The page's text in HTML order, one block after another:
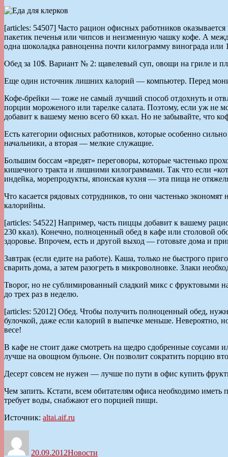
[articles: 54507] Часто рацион офисных работников
пакетик печенья или чипсов и неизменную чашку кофе. А
одна шоколадка равноценна почти килограмму винограда или
Обед за 10$. Вариант № 2: щавелевый суп, овощи на гриле и
Еще один источник лишних калорий — компьютер. Перед
Кофе-брейки — тоже не самый лучший способ отдохнуть и
порции мороженого или тарелке салата. Поэтому, если уж не
добавит к вашему меню всего 60 ккал. Но не забывайте, что
Есть категории офисных работников, которые особенно
начальники, а вторая — мелкие служащие.
Большим боссам «вредят» переговоры, которые частенько
кишечного тракта и лишними килограммами. Так что если
индейка, морепродукты, японская кухня — эта пища не
Что касается рядовых сотрудников, то они частенько
калорийны.
[articles: 54522] Например, часть пиццы добавит к вашему
230 ккал). Конечно, полноценный обед в кафе или столовой
здоровье. Впрочем, есть и другой выход — готовьте дома и
Завтрак (если едите на работе). Каша, только не быстрого
сварить дома, а затем разогреть в микроволновке. Злаки
Творог, но не сублимированный сладкий микс с фруктовыми
до трех раз в неделю.
[articles: 52012] Обед. Чтобы получить полноценный обед,
булочкой, даже если калорий в выпечке меньше. Невероятно,
весе!
В кафе не стоит даже смотреть на щедро сдобренные
лучше на овощном бульоне. Он позволит сократить порцию
Десерт совсем не нужен — лучше по пути в офис купить
Чем запить. Кстати, всем обитателям офиса необходимо
требует воды, снабжают его порцией пищи.
Источник: altai.aif.ru
20.09.2012Новости